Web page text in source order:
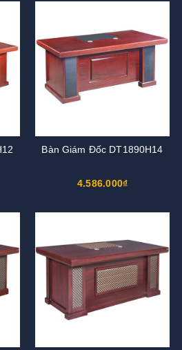
Bàn Giám Đốc DT1890H14
4.586.000₫